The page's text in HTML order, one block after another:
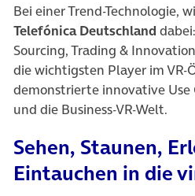
Bei einer Trend-Technologie,
Telefónica Deutschland dabei:
Sourcing, Trading &
die wichtigsten Player im VR-
demonstrierte innovative Use
und die Business-VR-Welt.
Sehen, Staunen,
Eintauchen in die